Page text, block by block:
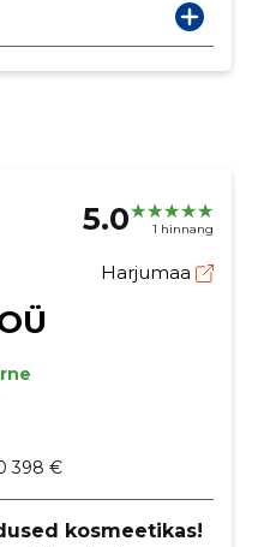
5.0 1 hinnang
Harjumaa
398 €
kosmeetikas!